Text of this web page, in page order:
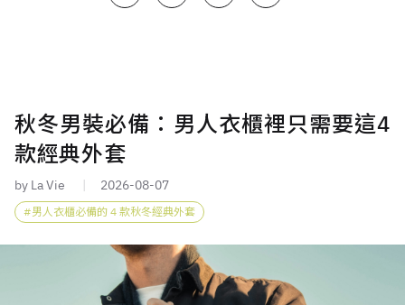
秋冬男裝必備：男人衣櫃裡只需要這4
款經典外套
by La Vie 2026-08-07
男人衣櫃必備的 4 款秋冬經典外套